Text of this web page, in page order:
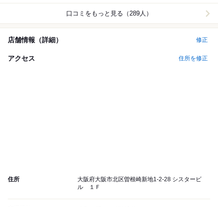
口コミをもっと見る（289人）
店舗情報（詳細） 修正
アクセス 住所を修正
住所
大阪府大阪市北区曽根崎新地1-2-28 シスタービ
ル １Ｆ